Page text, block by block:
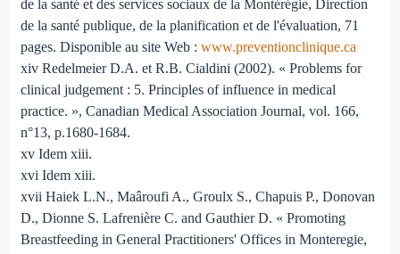
de la santé et des services sociaux de la Montérégie, Direction
de la santé publique, de la planification et de l'évaluation, 71
pages. Disponible au site Web : www.preventionclinique.ca
xiv Redelmeier D.A. et R.B. Cialdini (2002). « Problems for
clinical judgement : 5. Principles of influence in medical
practice. », Canadian Medical Association Journal, vol. 166,
n°13, p.1680-1684.
xv Idem xiii.
xvi Idem xiii.
xvii Haiek L.N., Maâroufi A., Groulx S., Chapuis P., Donovan
D., Dionne S. Lafrenière C. and Gauthier D. « Promoting
Breastfeeding in General Practitioners' Offices in Monteregie,